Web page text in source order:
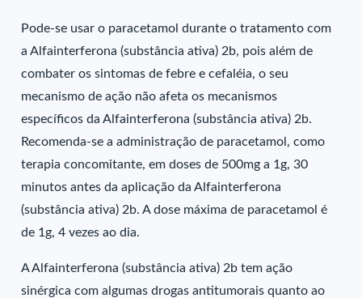
Pode-se usar o paracetamol durante o tratamento com
a Alfainterferona (substância ativa) 2b, pois além de
combater os sintomas de febre e cefaléia, o seu
mecanismo de ação não afeta os mecanismos
específicos da Alfainterferona (substância ativa) 2b.
Recomenda-se a administração de paracetamol, como
terapia concomitante, em doses de 500mg a 1g, 30
minutos antes da aplicação da Alfainterferona
(substância ativa) 2b. A dose máxima de paracetamol é
de 1g, 4 vezes ao dia.
A Alfainterferona (substância ativa) 2b tem ação
sinérgica com algumas drogas antitumorais quanto ao